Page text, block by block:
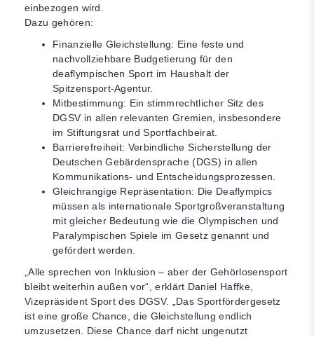
einbezogen wird.
Dazu gehören:
Finanzielle Gleichstellung: Eine feste und
nachvollziehbare Budgetierung für den
deaflympischen Sport im Haushalt der
Spitzensport-Agentur.
Mitbestimmung: Ein stimmrechtlicher Sitz des
DGSV in allen relevanten Gremien, insbesondere
im Stiftungsrat und Sportfachbeirat.
Barrierefreiheit: Verbindliche Sicherstellung der
Deutschen Gebärdensprache (DGS) in allen
Kommunikations- und Entscheidungsprozessen.
Gleichrangige Repräsentation: Die Deaflympics
müssen als internationale Sportgroßveranstaltung
mit gleicher Bedeutung wie die Olympischen und
Paralympischen Spiele im Gesetz genannt und
gefördert werden.
„Alle sprechen von Inklusion – aber der Gehörlosensport
bleibt weiterhin außen vor“, erklärt Daniel Haffke,
Vizepräsident Sport des DGSV. „Das Sportfördergesetz
ist eine große Chance, die Gleichstellung endlich
umzusetzen. Diese Chance darf nicht ungenutzt